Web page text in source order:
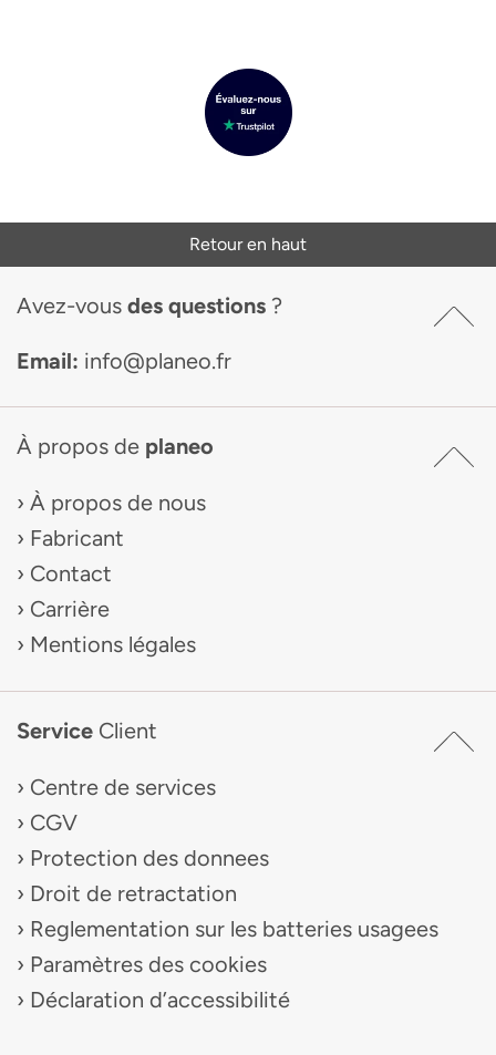
Retour en haut
Avez-vous des questions ?
Email: info@planeo.fr
À propos de planeo
À propos de nous
Fabricant
Contact
Carrière
Mentions légales
Service Client
Centre de services
CGV
Protection des donnees
Droit de retractation
Reglementation sur les batteries usagees
Paramètres des cookies
Déclaration d’accessibilité